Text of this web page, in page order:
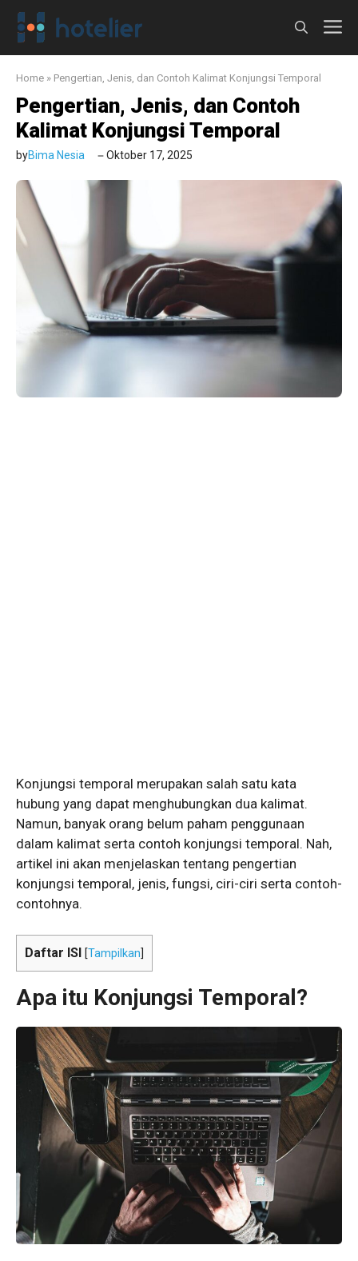
Langsung
Home » Pengertian, Jenis, dan Contoh Kalimat Konjungsi Temporal
Pengertian, Jenis, dan Contoh
Kalimat Konjungsi Temporal
byBima Nesia Oktober 17, 2025
Konjungsi temporal merupakan salah satu kata
hubung yang dapat menghubungkan dua kalimat.
Namun, banyak orang belum paham penggunaan
dalam kalimat serta contoh konjungsi temporal. Nah,
artikel ini akan menjelaskan tentang pengertian
konjungsi temporal, jenis, fungsi, ciri-ciri serta contoh-
contohnya.
Daftar ISI [Tampilkan
Apa itu Konjungsi Temporal?